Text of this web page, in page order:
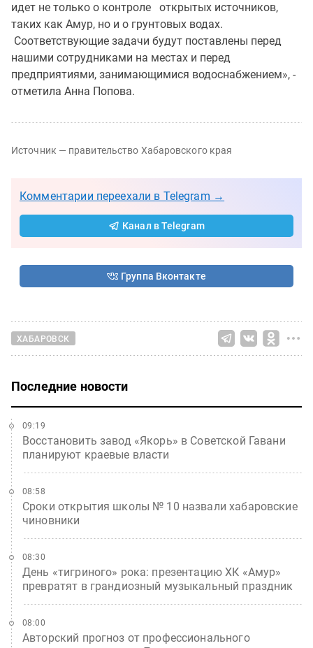
идет не только о контроле открытых источников,
таких как Амур, но и о грунтовых водах.
Соответствующие задачи будут поставлены перед
нашими сотрудниками на местах и перед
предприятиями, занимающимися водоснабжением», -
отметила Анна Попова.
Источник — правительство Хабаровского края
Комментарии переехали в Telegram →
Канал в Telegram
Группа Вконтакте
ХАБАРОВСК
Последние новости
Восстановить завод «Якорь» в Советской Гавани
планируют краевые власти
09:19
Сроки открытия школы № 10 назвали хабаровские
чиновники
08:58
День «тигриного» рока: презентацию ХК «Амур»
превратят в грандиозный музыкальный праздник
08:30
Авторский прогноз от профессионального
08:00